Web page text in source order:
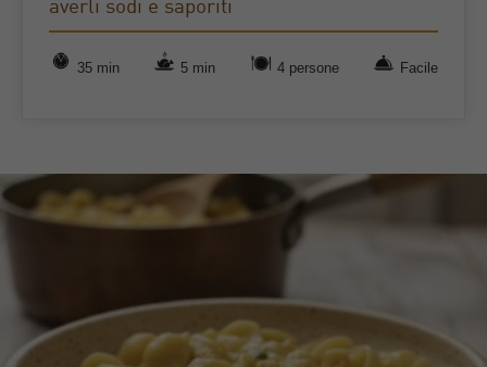
averli sodi e saporiti
35 min 5 min 4 persone Facile